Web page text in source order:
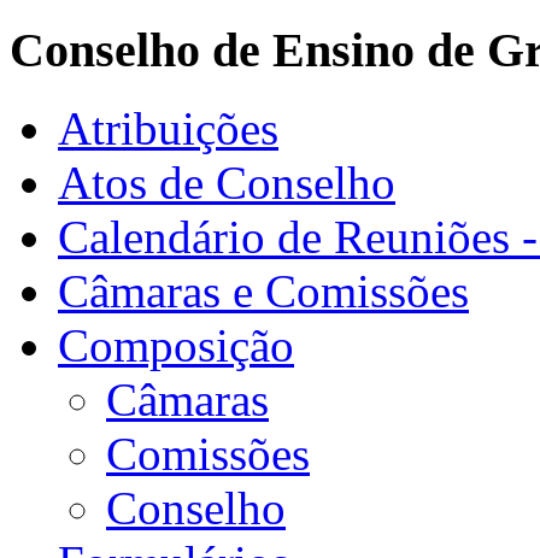
Conselho de Ensino de
Atribuições
Atos de Conselho
Calendário de Reuniões
Câmaras e Comissões
Composição
Câmaras
Comissões
Conselho